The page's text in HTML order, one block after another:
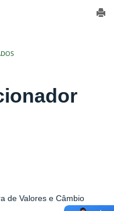
de Valores e Câmbio